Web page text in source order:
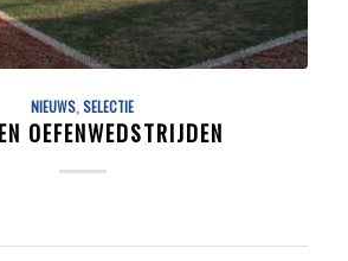
NIEUWS,SELECTIE
OEFENWEDSTRIJDEN